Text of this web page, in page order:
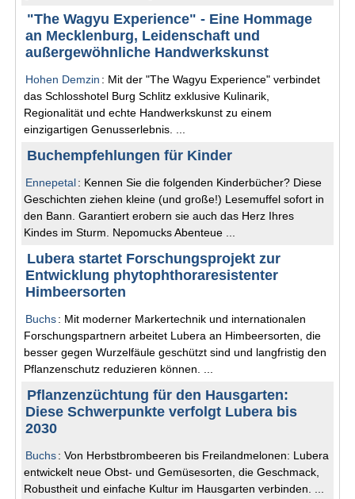
"The Wagyu Experience" - Eine Hommage
an Mecklenburg, Leidenschaft und
außergewöhnliche Handwerkskunst
Hohen Demzin : Mit der "The Wagyu Experience" verbindet
das Schlosshotel Burg Schlitz exklusive Kulinarik,
Regionalität und echte Handwerkskunst zu einem
einzigartigen Genusserlebnis. ...
Buchempfehlungen für Kinder
Ennepetal: Kennen Sie die folgenden Kinderbücher? Diese
Geschichten ziehen kleine (und große!) Lesemuffel sofort in
den Bann. Garantiert erobern sie auch das Herz Ihres
Kindes im Sturm. Nepomucks Abenteue ...
Lubera startet Forschungsprojekt zur
Entwicklung phytophthoraresistenter
Himbeersorten
Buchs: Mit moderner Markertechnik und internationalen
Forschungspartnern arbeitet Lubera an Himbeersorten, die
besser gegen Wurzelfäule geschützt sind und langfristig den
Pflanzenschutz reduzieren können. ...
Pflanzenzüchtung für den Hausgarten:
Diese Schwerpunkte verfolgt Lubera bis
2030
Buchs: Von Herbstbrombeeren bis Freilandmelonen: Lubera
entwickelt neue Obst- und Gemüsesorten, die Geschmack,
Robustheit und einfache Kultur im Hausgarten verbinden. ...